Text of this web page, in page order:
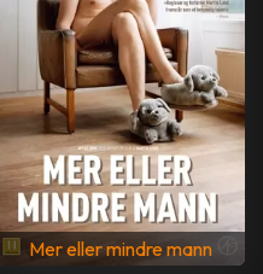
Mer eller mindre mann